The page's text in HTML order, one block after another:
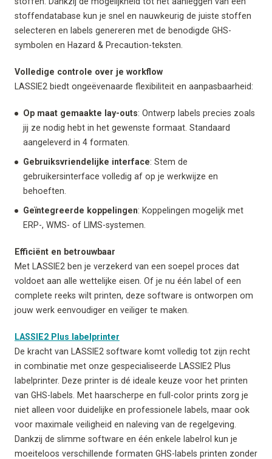
stoffendatabase kun je snel en nauwkeurig de juiste stoffen
selecteren en labels genereren met de benodigde GHS-
symbolen en Hazard & Precaution-teksten.
Volledige controle over je workflow
LASSIE2 biedt ongeëvenaarde flexibiliteit en aanpasbaarheid:
Op maat gemaakte lay-outs: Ontwerp labels precies zoals
jij ze nodig hebt in het gewenste formaat. Standaard
aangeleverd in 4 formaten.
Gebruiksvriendelijke interface: Stem de
gebruikersinterface volledig af op je werkwijze en
behoeften.
Geïntegreerde koppelingen: Koppelingen mogelijk met
ERP-, WMS- of LIMS-systemen.
Efficiënt en betrouwbaar
Met LASSIE2 ben je verzekerd van een soepel proces dat
voldoet aan alle wettelijke eisen. Of je nu één label of een
complete reeks wilt printen, deze software is ontworpen om
jouw werk eenvoudiger en veiliger te maken.
LASSIE2 Plus labelprinter
De kracht van LASSIE2 software komt volledig tot zijn recht
in combinatie met onze gespecialiseerde LASSIE2 Plus
labelprinter. Deze printer is dé ideale keuze voor het printen
van GHS-labels. Met haarscherpe en full-color prints zorg je
niet alleen voor duidelijke en professionele labels, maar ook
voor maximale veiligheid en naleving van de regelgeving.
Dankzij de slimme software en één enkele labelrol kun je
moeiteloos verschillende formaten GHS-labels printen zonder